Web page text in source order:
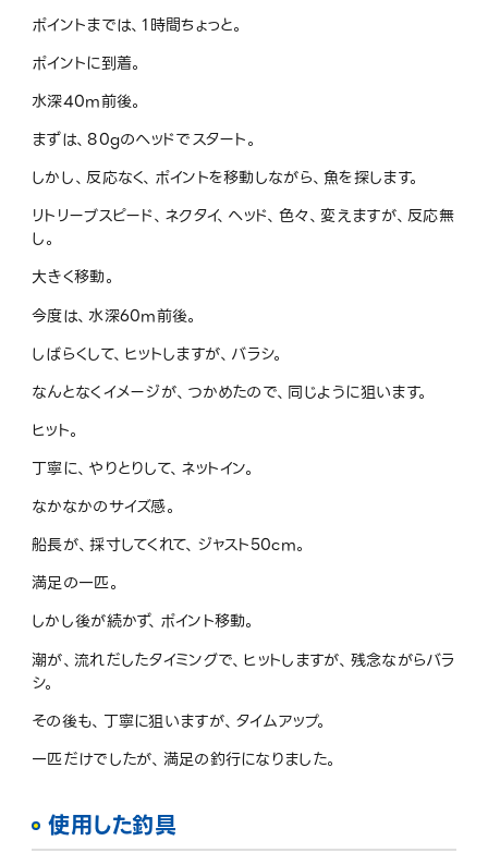
ポイントまでは、1時間ちょっと。
ポイントに到着。
水深40m前後。
まずは、80gのヘッドでスタート。
しかし、反応なく、ポイントを移動しながら、魚を探します。
リトリーブスピード、ネクタイ、ヘッド、色々、変えますが、反応無
し。
大きく移動。
今度は、水深60m前後。
しばらくして、ヒットしますが、バラシ。
なんとなくイメージが、つかめたので、同じように狙います。
ヒット。
丁寧に、やりとりして、ネットイン。
なかなかのサイズ感。
船長が、採寸してくれて、ジャスト50cm。
満足の一匹。
しかし後が続かず、ポイント移動。
潮が、流れだしたタイミングで、ヒットしますが、残念ながらバラ
シ。
その後も、丁寧に狙いますが、タイムアップ。
一匹だけでしたが、満足の釣行になりました。
使用した釣具